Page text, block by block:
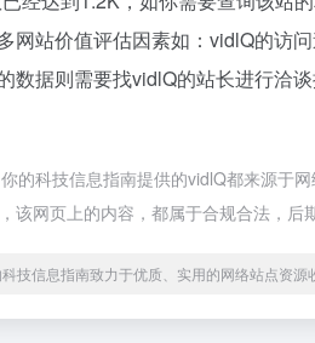
网站价值评估因素如：vidlQ的访
数据则需要找vidlQ的站长进行洽
的科技信息指南提供的vidlQ都来源于
该网页上的内容，都属于合规合法，后
技信息指南致力于优质、实用的网络站点资源